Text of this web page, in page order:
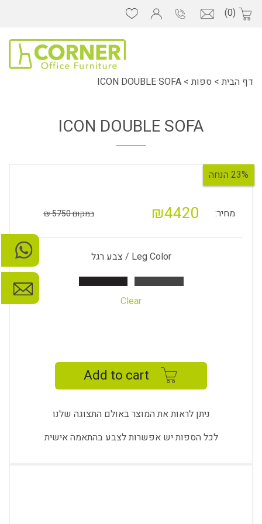
(0)
דף הבית > ספות >
ICON DOUBLE SOFA
ICON DOUBLE SOFA
23% הנחה
מחיר: ₪4420 במקום 5750 ₪
Leg Color / צבע רגל
Clear
Add to cart
ניתן לראות את המוצר באולם התצוגה שלנו
לכל הספות יש אפשרות לצבע בהתאמה אישית